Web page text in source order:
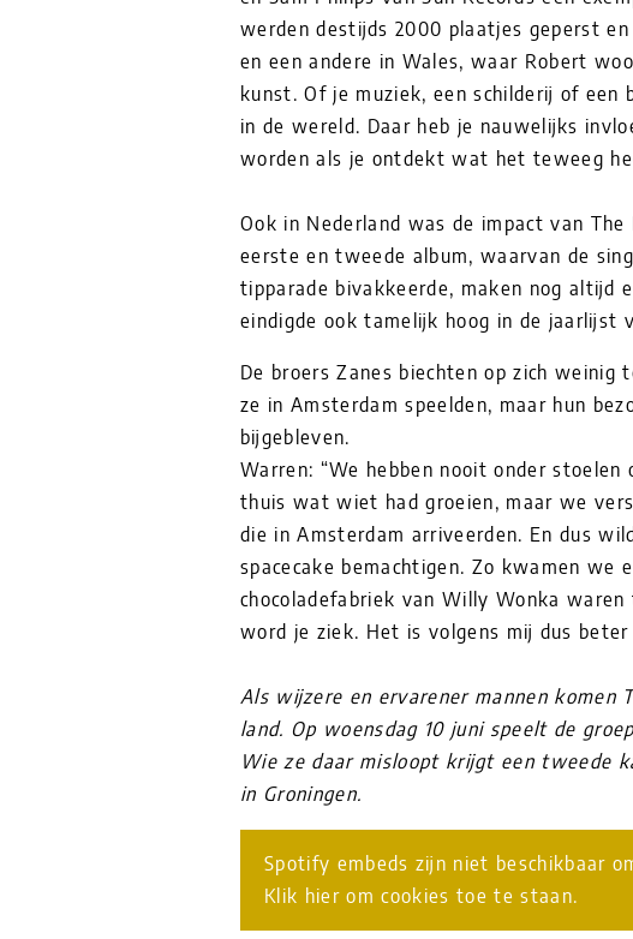
werden destijds 2000 plaatjes geperst
en een andere in Wales, waar Robert
kunst. Of je muziek, een schilderij of
in de wereld. Daar heb je nauwelijks
worden als je ontdekt wat het teweeg
Ook in Nederland was de impact van
eerste en tweede album, waarvan de
tipparade bivakkeerde, maken nog altijd
eindigde ook tamelijk hoog in de jaarlijst
De broers Zanes biechten op zich weinig
ze in Amsterdam speelden, maar hun
bijgebleven.
Warren: “We hebben nooit onder
thuis wat wiet had groeien, maar we
die in Amsterdam arriveerden. En dus
spacecake bemachtigen. Zo kwamen we
chocoladefabriek van Willy Wonka
word je ziek. Het is volgens mij dus
Als wijzere en ervarener mannen komen
land. Op woensdag 10 juni speelt de
Wie ze daar misloopt krijgt een tweede
in Groningen.
Spotify embeds zijn niet beschikbaar
Klik hier om cookies toe te staan.